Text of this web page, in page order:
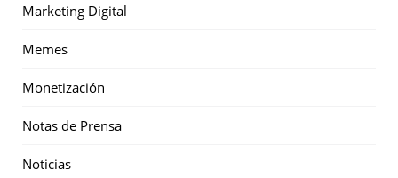
Marketing Digital
Memes
Monetización
Notas de Prensa
Noticias